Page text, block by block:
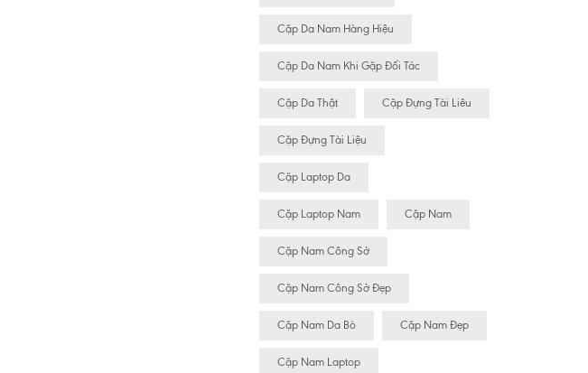
Cặp Da Nam Hàng Hiệu
Cặp Da Nam Khi Gặp Đối Tác
Cặp Da Thật Cặp Đựng Tài Liêu
Cặp Đựng Tài Liệu
Cặp Laptop Da
Cặp Laptop Nam Cặp Nam
Cặp Nam Công Sở
Cặp Nam Công Sở Đẹp
Cặp Nam Da Bò Cặp Nam Đẹp
Cặp Nam Laptop